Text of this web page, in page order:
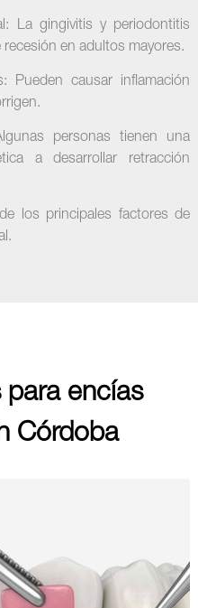
La gingivitis y periodontitis
en adultos mayores.
Pueden causar inflamación
personas tienen una
a desarrollar retracción
los principales factores de
para encías
Córdoba